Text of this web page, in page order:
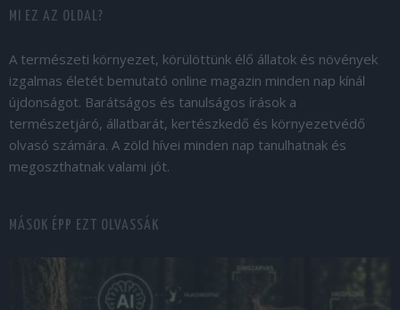
MI EZ AZ OLDAL?
A természeti környezet, körülöttünk élő állatok és növények
izgalmas életét bemutató online magazin minden nap kínál
újdonságot. Barátságos és tanulságos írások a
természetjáró, állatbarát, kertészkedő és környezetvédő
olvasó számára. A zöld hívei minden nap tanulhatnak és
megoszthatnak valami jót.
MÁSOK ÉPP EZT OLVASSÁK